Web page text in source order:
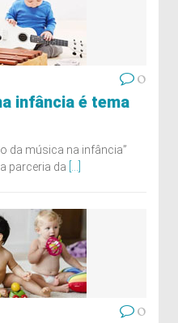
0
infância é tema
da música na infância”
parceria da
0